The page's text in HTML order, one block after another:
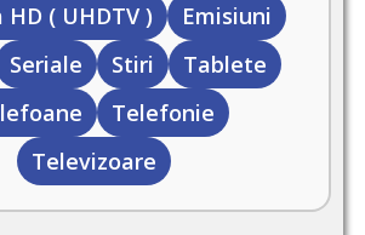
( UHDTV )
Emisiuni
Seriale Stiri
Tablete
Telefonie
Televizoare